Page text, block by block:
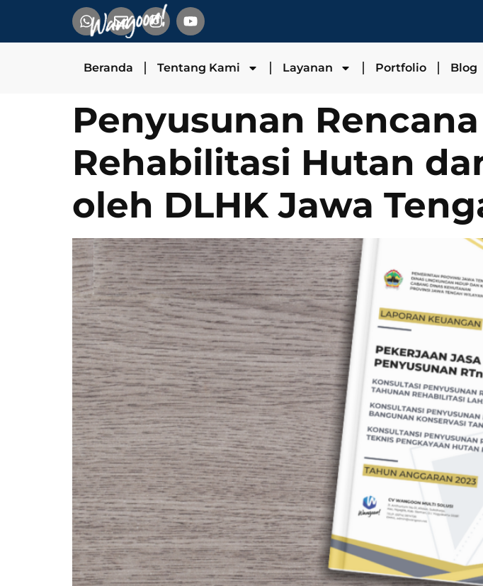
Beranda Tentang Kami Layanan Portfolio Blog
Penyusunan
Rehabilitasi Hutan
oleh DLHK Jawa